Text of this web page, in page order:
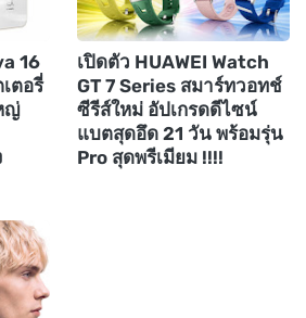
16
ตอรี่
ญ่
เปิดตัว HUAWEI Watch
GT 7 Series สมาร์ทวอทช์
ซีรีส์ใหม่ อัปเกรดดีไซน์
แบตสุดอึด 21 วัน พร้อมรุ่น
Pro สุดพรีเมียม !!!!